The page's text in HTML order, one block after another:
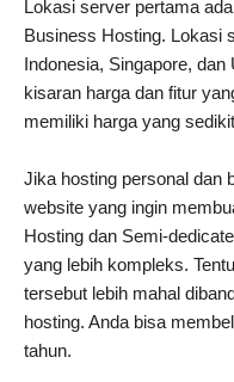
Lokasi server pertama
Business Hosting. Lokasi
Indonesia, Singapore,
kisaran harga dan fitur
memiliki harga yang
Jika hosting personal dan
website yang ingin
Hosting dan Semi-
yang lebih kompleks.
tersebut lebih mahal
hosting. Anda bisa
tahun.